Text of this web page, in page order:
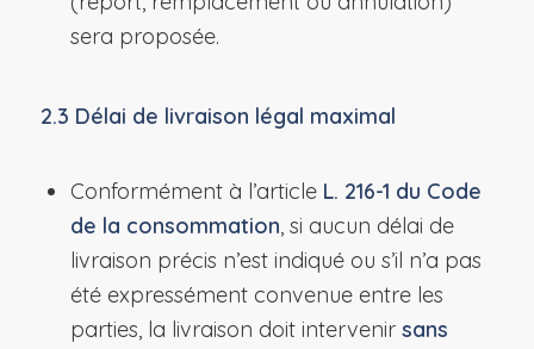
sera proposée.
2.3 Délai de livraison légal maximal
Conformément à l’article L. 216-1 du Code
de la consommation, si aucun délai de
livraison précis n’est indiqué ou s’il n’a pas
été expressément convenue entre les
parties, la livraison doit intervenir sans